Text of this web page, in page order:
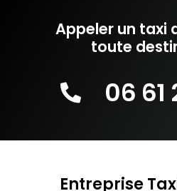
Appeler un taxi
toute
06 61
Entreprise